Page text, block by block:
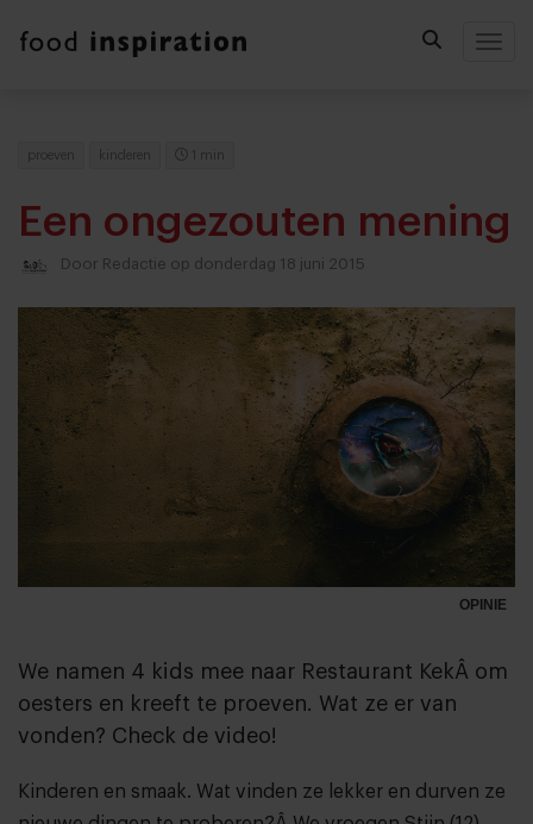
proeven kinderen 1 min
Een ongezouten mening
Door Redactie op donderdag 18 juni 2015
OPINIE
We namen 4 kids mee naar Restaurant KekÂ om
oesters en kreeft te proeven. Wat ze er van
vonden? Check de video!
Kinderen en smaak. Wat vinden ze lekker en durven ze